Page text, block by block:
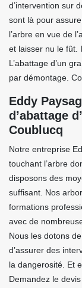
d’intervention sur
sont là pour
l’arbre en vue de
et laisser nu le fût.
L’abattage d’un
par démontage.
Eddy
d’abattage
Coublucq
Notre entreprise
touchant l’arbre
disposons des
suffisant. Nos
formations
avec de
Nous les dotons
d’assurer des
la dangerosité. Et
Demandez le